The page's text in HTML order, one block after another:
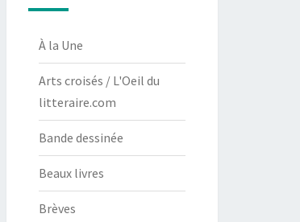
À la Une
Arts croisés / L'Oeil du
litteraire.com
Bande dessinée
Beaux livres
Brèves